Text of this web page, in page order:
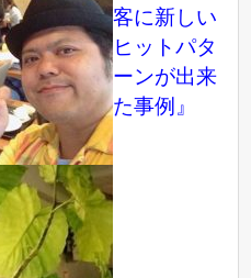
客に新しい
ヒットパタ
ーンが出来
た事例』